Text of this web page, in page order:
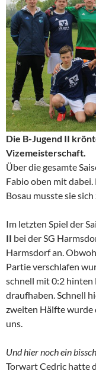
Die B-Jugend II
Vizemeisterschaft.
Über die gesamte
Fabio oben mit
Bosau musste sie
Im letzten Spiel der
II bei der SG
Harmsdorf an.
Partie verschlafen
schnell mit 0:2 hinten
draufhaben. Schnell
zweiten Hälfte wurde
uns.
Und hier noch ein
Torwart Cedric hatte